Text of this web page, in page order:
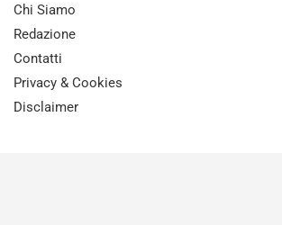
Chi Siamo
Redazione
Contatti
Privacy & Cookies
Disclaimer